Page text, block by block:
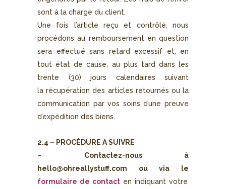
sont à la charge du client.
Une fois l’article reçu et contrôlé, nous
procédons au remboursement en question
sera effectué sans retard excessif et, en
tout état de cause, au plus tard dans les
trente (30) jours calendaires suivant
la récupération des articles retournés ou la
communication par vos soins d’une preuve
d’expédition des biens.
2.4 – PROCÉDURE A SUIVRE
– Contactez-nous à
hello@ohreallystuff.com ou via le
formulaire de contact en indiquant votre